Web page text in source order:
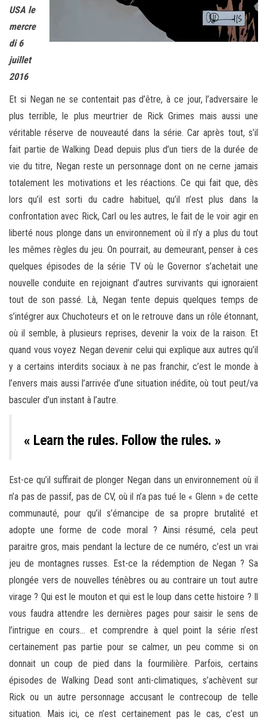
USA le
mercre
di 6
juillet
2016
Et si Negan ne se contentait pas d’être, à ce jour, l’adversaire le
plus terrible, le plus meurtrier de Rick Grimes mais aussi une
véritable réserve de nouveauté dans la série. Car après tout, s’il
fait partie de Walking Dead depuis plus d’un tiers de la durée de
vie du titre, Negan reste un personnage dont on ne cerne jamais
totalement les motivations et les réactions. Ce qui fait que, dès
lors qu’il est sorti du cadre habituel, qu’il n’est plus dans la
confrontation avec Rick, Carl ou les autres, le fait de le voir agir en
liberté nous plonge dans un environnement où il n’y a plus du tout
les mêmes règles du jeu. On pourrait, au demeurant, penser à ces
quelques épisodes de la série TV où le Governor s’achetait une
nouvelle conduite en rejoignant d’autres survivants qui ignoraient
tout de son passé. Là, Negan tente depuis quelques temps de
s’intégrer aux Chuchoteurs et on le retrouve dans un rôle étonnant,
où il semble, à plusieurs reprises, devenir la voix de la raison. Et
quand vous voyez Negan devenir celui qui explique aux autres qu’il
y a certains interdits sociaux à ne pas franchir, c’est le monde à
l’envers mais aussi l’arrivée d’une situation inédite, où tout peut/va
basculer d’un instant à l’autre.
« Learn the rules. Follow the rules. »
Est-ce qu’il suffirait de plonger Negan dans un environnement où il
n’a pas de passif, pas de CV, où il n’a pas tué le « Glenn » de cette
communauté, pour qu’il s’émancipe de sa propre brutalité et
adopte une forme de code moral ? Ainsi résumé, cela peut
paraitre gros, mais pendant la lecture de ce numéro, c’est un vrai
jeu de montagnes russes. Est-ce la rédemption de Negan ? Sa
plongée vers de nouvelles ténèbres ou au contraire un tout autre
virage ? Qui est le mouton et qui est le loup dans cette histoire ? Il
vous faudra attendre les dernières pages pour saisir le sens de
l’intrigue en cours… et comprendre à quel point la série n’est
certainement pas partie pour se calmer, un peu comme si on
donnait un coup de pied dans la fourmilière. Parfois, certains
épisodes de Walking Dead sont anti-climatiques, s’achèvent sur
Rick ou un autre personnage accusant le contrecoup de telle
situation. Mais ici, ce n’est certainement pas le cas, c’est un